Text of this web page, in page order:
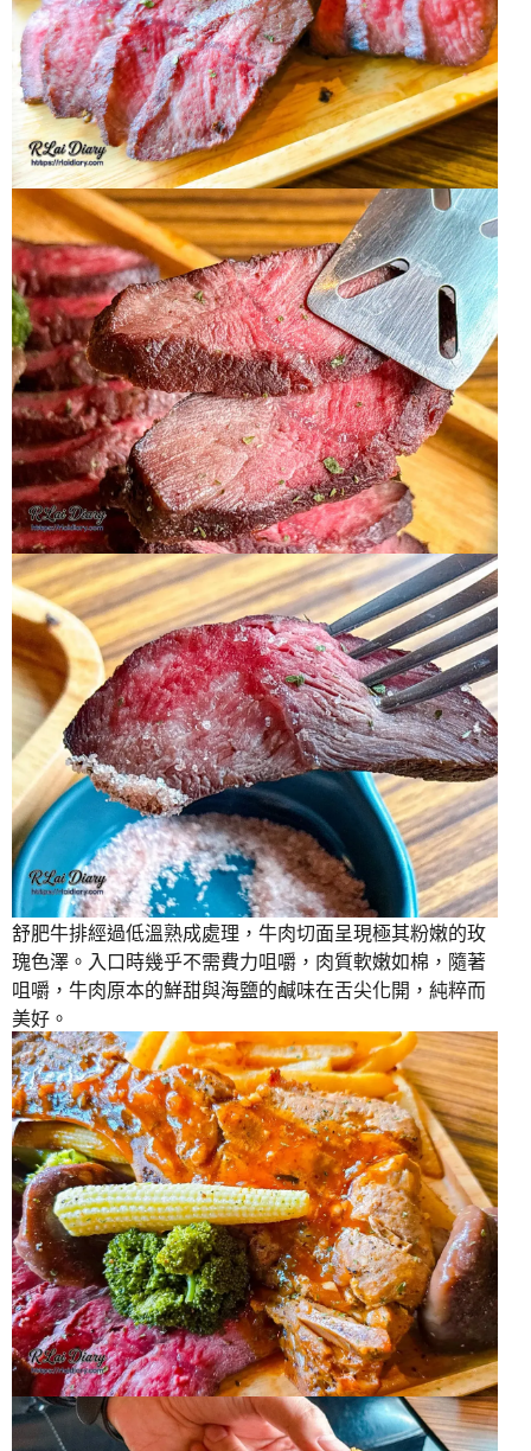
舒肥牛排經過低溫熟成處理，牛肉切面呈現極其粉嫩的玫
瑰色澤。入口時幾乎不需費力咀嚼，肉質軟嫩如棉，隨著
咀嚼，牛肉原本的鮮甜與海鹽的鹹味在舌尖化開，純粹而
美好。